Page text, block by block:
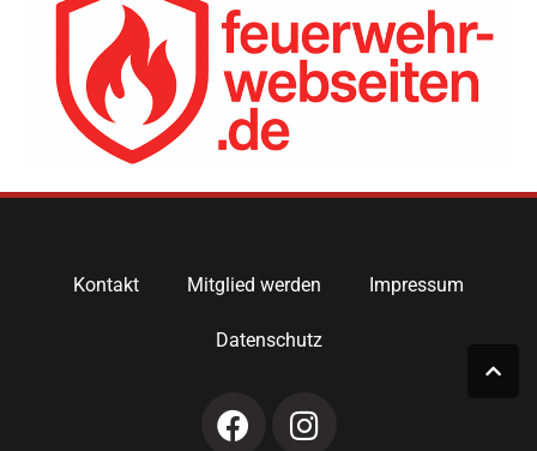
Kontakt Mitglied werden Impressum
Datenschutz